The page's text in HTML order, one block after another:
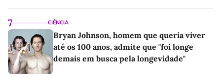
7 CIÊNCIA
Bryan Johnson, homem que queria viver
até os 100 anos, admite que "foi longe
demais em busca pela longevidade"